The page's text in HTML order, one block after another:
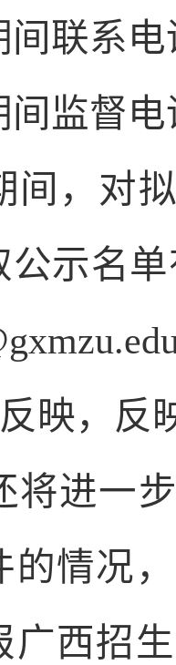
间联系
监督电
间，对
公示名
映，反
将进一
的情况
广西招